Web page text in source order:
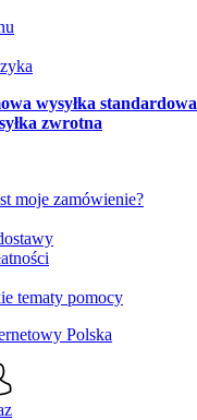
wysyłka standardowa
zwrotna
moje zamówienie?
tematy pomocy